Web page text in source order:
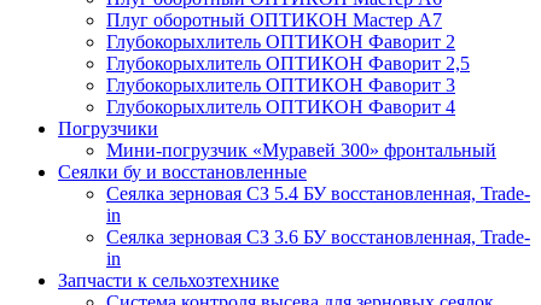
Плуг оборотный ОПТИКОН Мастер А7
Глубокорыхлитель ОПТИКОН Фаворит 2
Глубокорыхлитель ОПТИКОН Фаворит 2,5
Глубокорыхлитель ОПТИКОН Фаворит 3
Глубокорыхлитель ОПТИКОН Фаворит 4
Погрузчики
Мини-погрузчик «Муравей 300» фронтальный
Сеялки бу и восстановленные
Сеялка зерновая СЗ 5.4 БУ восстановленная, Trade-
in
Сеялка зерновая СЗ 3.6 БУ восстановленная, Trade-
in
Запчасти к сельхозтехнике